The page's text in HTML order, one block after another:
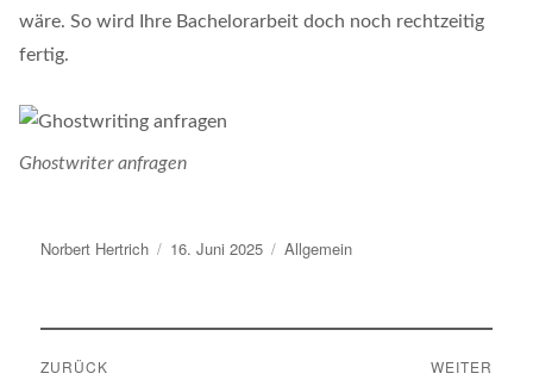
wäre. So wird Ihre Bachelorarbeit doch noch rechtzeitig
fertig.
Ghostwriter anfragen
Autor
Norbert Hertrich
Veröffentlicht
16. Juni 2025 Kategorien
Allgemein
Beitragsnavigation
ZURÜCK
WEITER